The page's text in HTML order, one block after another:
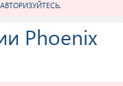
АВТОРИЗУЙТЕСЬ.
Phoenix